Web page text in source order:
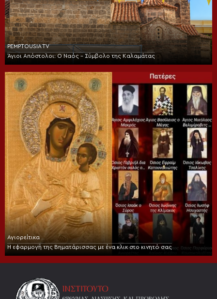
PEMPTOUSIA TV
Άγιοι Απόστολοι: Ο Ναός – Σύμβολο της Καλαμάτας
Αγιορείτικα
Η εφαρμογή της Βηματάρισσας με ένα κλικ στο κινητό σας